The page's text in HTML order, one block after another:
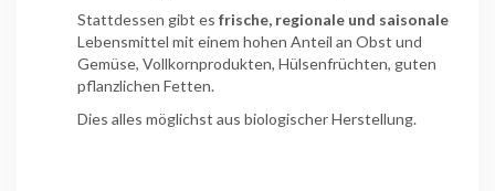
Stattdessen gibt es frische, regionale und saisonale
Lebensmittel mit einem hohen Anteil an Obst und
Gemüse, Vollkornprodukten, Hülsenfrüchten, guten
pflanzlichen Fetten.
Dies alles möglichst aus biologischer Herstellung.